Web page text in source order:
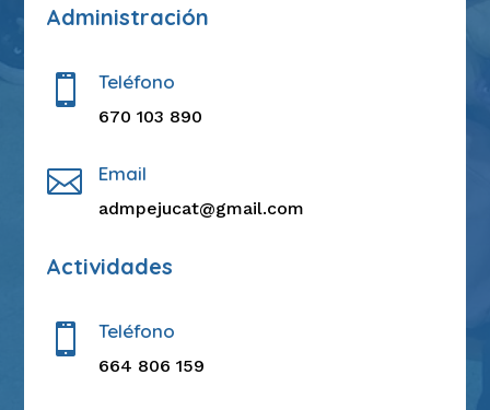
Administración
 Teléfono
670 103 890
 Email
admpejucat@gmail.com
Actividades
 Teléfono
664 806 159